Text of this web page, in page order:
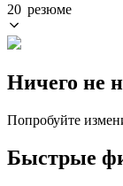
20 резюме
Ничего не
Попробуйте
Быстрые